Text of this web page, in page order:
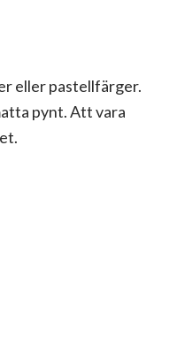
eller pastellfärger.
pynt. Att vara